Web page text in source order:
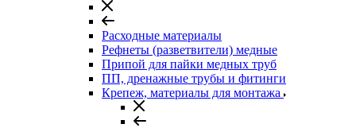
Расходные материалы
Рефнеты (разветвители) медные
Припой для пайки медных труб
ПП, дренажные трубы и фитинги
Крепеж, материалы для монтажа